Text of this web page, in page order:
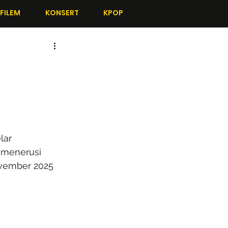
FILEM KONSERT KPOP
2025